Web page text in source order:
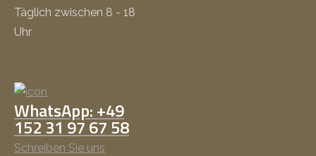
Täglich zwischen 8 - 18
Uhr
WhatsApp: +49
152 31 97 67 58
Schreiben Sie uns